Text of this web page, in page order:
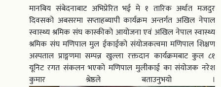
मानबिय संबेदनाबाट अभिप्रेरित भई मे १ तारिक अर्थात मजदुर
दिवसको अबसरमा सप्ताहब्यापी कार्यक्रम अन्तर्गत अखिल नेपाल
स्वास्थ्य श्रमिक संघ कास्कीको आयोजना एवं अखिल नेपाल स्वास्थ्य
श्रमिक संघ मणिपाल मुल ईकाईको संयोजकत्वमा मणिपाल शिक्षण
अस्पताल प्राङ्गणमा सम्पन्न खुल्ला रक्तदान कार्यक्रमबाट कुल ८१
यूनिट रगत संकलन भएको मणिपाल मुलीकाई का संयोजक नरेश
कुमार श्रेष्ठले बताउनुभयो ।